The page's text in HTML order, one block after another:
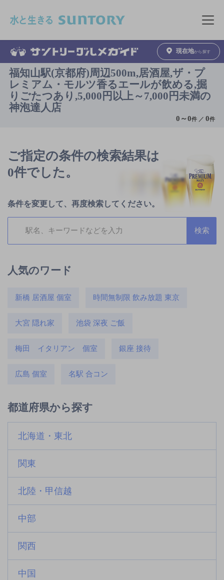
メニュ
現在地から探す
福知山駅(京都府)周辺500m,居酒屋,ザ・プ
レミアム・モルツ香るエールが飲める,掘
りごたつあり,5,000円以上～7,000円未満の
神泡達人店
0 ～0件 ／0件
ご指定の条件の検索結果は
0件でした。
条件を変更して、再度検索してください。
人気のワード
新橋 居酒屋 個室 時間無制限 飲み放題 東京
大宮 隠れ家 池袋 深夜 ご飯
梅田 イタリアン 個室 銀座 接待
広島 個室 名駅 合コン
都道府県から探す
北海道・東北
関東
北陸・甲信越
中部
関西
中国